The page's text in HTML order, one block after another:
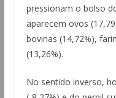
pressionam o bolso
aparecem ovos
bovinas (14,72%),
(13,26%).
No sentido inverso,